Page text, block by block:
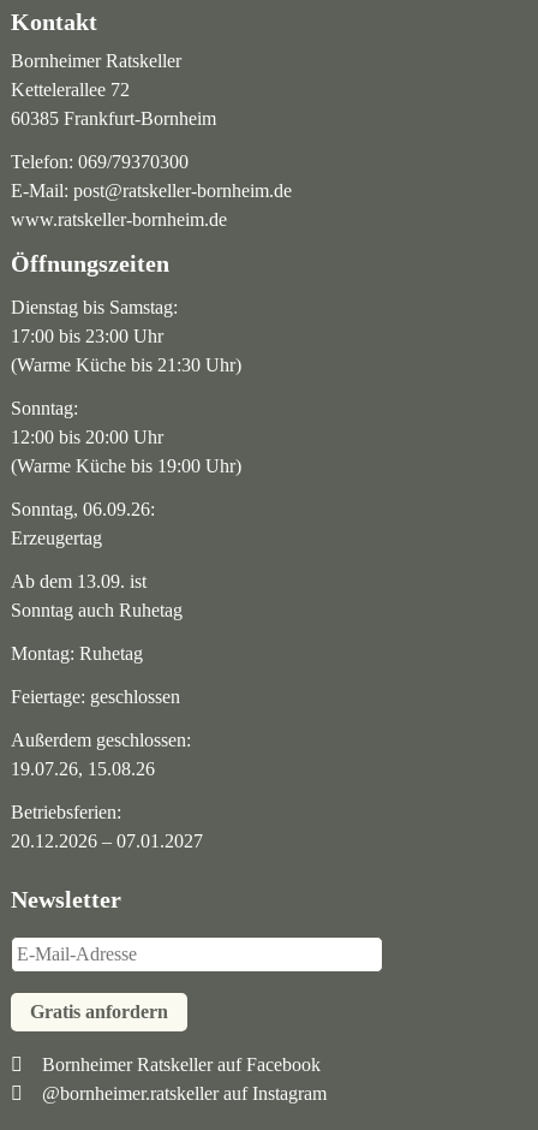
Kontakt
Bornheimer Ratskeller
Kettelerallee 72
60385 Frankfurt-Bornheim
Telefon: 069/79370300
E-Mail: post@ratskeller-bornheim.de
www.ratskeller-bornheim.de
Öffnungszeiten
Dienstag bis Samstag:
17:00 bis 23:00 Uhr
(Warme Küche bis 21:30 Uhr)
Sonntag:
12:00 bis 20:00 Uhr
(Warme Küche bis 19:00 Uhr)
Sonntag, 06.09.26:
Erzeugertag
Ab dem 13.09. ist
Sonntag auch Ruhetag
Montag: Ruhetag
Feiertage: geschlossen
Außerdem geschlossen:
19.07.26, 15.08.26
Betriebsferien:
20.12.2026 – 07.01.2027
Newsletter
Gratis anfordern
Navigation
überspringen
Bornheimer Ratskeller auf Facebook
@bornheimer.ratskeller auf Instagram